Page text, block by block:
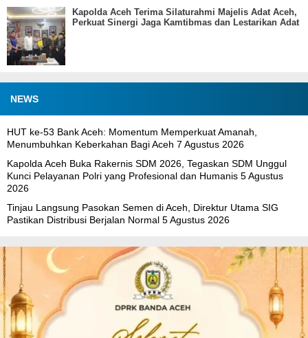
Kapolda Aceh Terima Silaturahmi Majelis Adat Aceh,
Perkuat Sinergi Jaga Kamtibmas dan Lestarikan Adat
NEWS
HUT ke-53 Bank Aceh: Momentum Memperkuat Amanah,
Menumbuhkan Keberkahan Bagi Aceh 7 Agustus 2026
Kapolda Aceh Buka Rakernis SDM 2026, Tegaskan SDM Unggul
Kunci Pelayanan Polri yang Profesional dan Humanis 5 Agustus
2026
Tinjau Langsung Pasokan Semen di Aceh, Direktur Utama SIG
Pastikan Distribusi Berjalan Normal 5 Agustus 2026